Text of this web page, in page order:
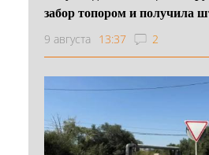
забор топором и получила
9 августа 13:37 2